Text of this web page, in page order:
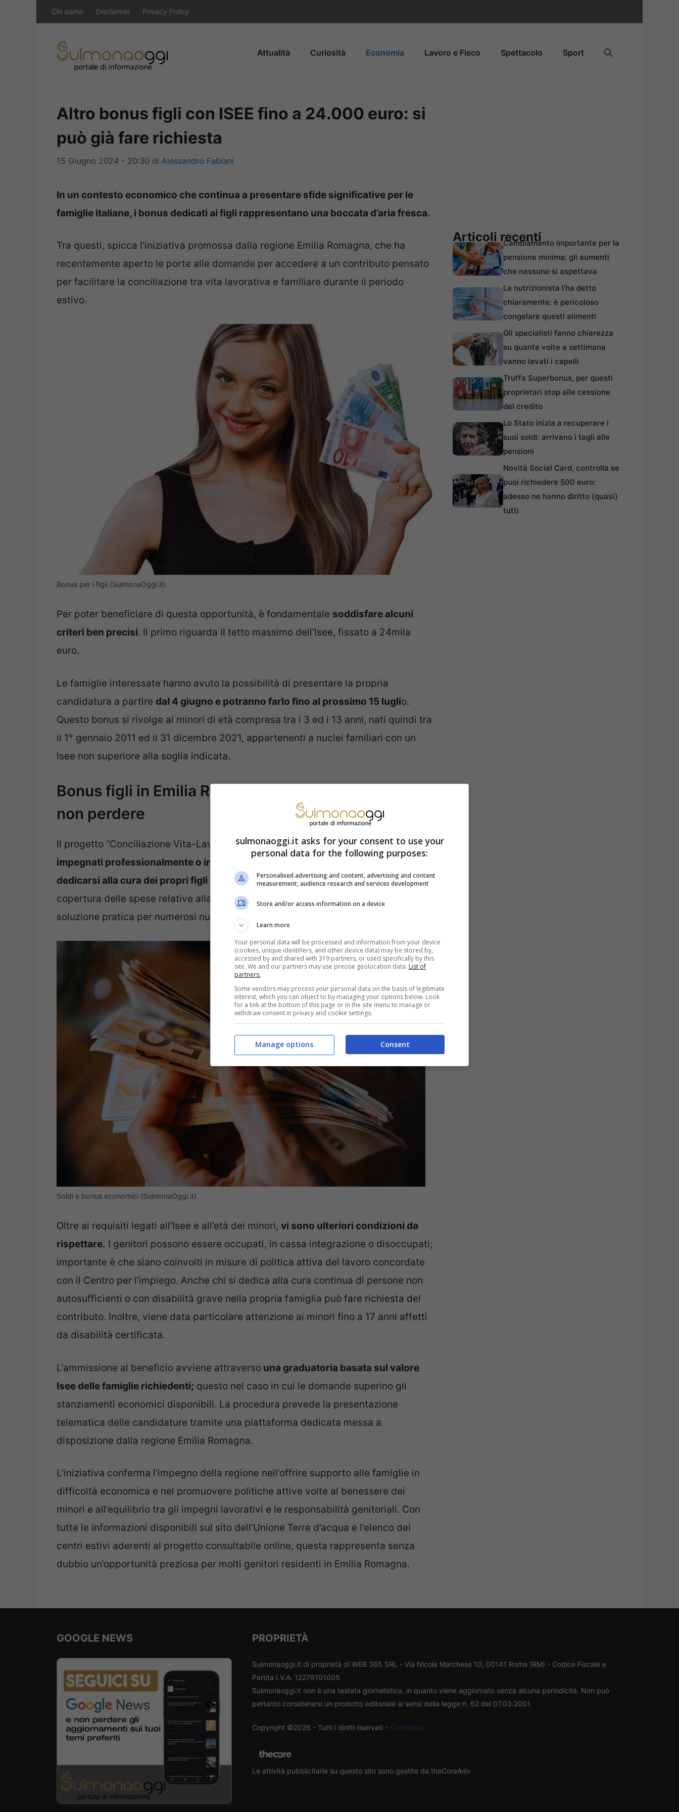
Chi siamo Disclaimer Privacy Policy
Attualità Curiosità Economia Lavoro e Fisco Spettacolo Sport
Altro bonus figli con ISEE fino a 24.000 euro: si
può già fare richiesta
15 Giugno 2024 - 20:30 di Alessandro Fabiani
In un contesto economico che continua a presentare sfide significative per le
famiglie italiane, i bonus dedicati ai figli rappresentano una boccata d’aria fresca.
Tra questi, spicca l’iniziativa promossa dalla regione Emilia Romagna, che ha
recentemente aperto le porte alle domande per accedere a un contributo pensato
per facilitare la conciliazione tra vita lavorativa e familiare durante il periodo
estivo.
Bonus per i figli (SulmonaOggi.it)
Per poter beneficiare di questa opportunità, è fondamentale soddisfare alcuni
criteri ben precisi. Il primo riguarda il tetto massimo dell’Isee, fissato a 24mila
euro.
Le famiglie interessate hanno avuto la possibilità di presentare la propria
candidatura a partire dal 4 giugno e potranno farlo fino al prossimo 15 luglio.
Questo bonus si rivolge ai minori di età compresa tra i 3 ed i 13 anni, nati quindi tra
il 1° gennaio 2011 ed il 31 dicembre 2021, appartenenti a nuclei familiari con un
Isee non superiore alla soglia indicata.
Bonus figli in Emilia Romagna: un’opportunità da
non perdere
Il progetto “Conciliazione Vita-Lavoro” mira aoffrire sostegno ai genitori
impegnati professionalmente o in altre attività che limitano la possibilità di
dedicarsi alla cura dei propri figli durante l’estate.Il contributo è destinato alla
copertura delle spese relative alla frequenza dei centri estivi, fornendo così una
soluzione pratica per numerosi nuclei familiari.
Soldi e bonus economici (SulmonaOggi.it)
Oltre ai requisiti legati all’Isee e all’età dei minori, vi sono ulteriori condizioni da
rispettare. I genitori possono essere occupati, in cassa integrazione o disoccupati;
importante è che siano coinvolti in misure di politica attiva del lavoro concordate
con il Centro per l’impiego. Anche chi si dedica alla cura continua di persone non
autosufficienti o con disabilità grave nella propria famiglia può fare richiesta del
contributo. Inoltre, viene data particolare attenzione ai minori fino a 17 anni affetti
da disabilità certificata.
L’ammissione al beneficio avviene attraverso una graduatoria basata sul valore
Isee delle famiglie richiedenti; questo nel caso in cui le domande superino gli
stanziamenti economici disponibili. La procedura prevede la presentazione
telematica delle candidature tramite una piattaforma dedicata messa a
disposizione dalla regione Emilia Romagna.
L’iniziativa conferma l’impegno della regione nell’offrire supporto alle famiglie in
difficoltà economica e nel promuovere politiche attive volte al benessere dei
minori e all’equilibrio tra gli impegni lavorativi e le responsabilità genitoriali. Con
tutte le informazioni disponibili sul sito dell’Unione Terre d’acqua e l’elenco dei
centri estivi aderenti al progetto consultabile online, questa rappresenta senza
dubbio un’opportunità preziosa per molti genitori residenti in Emilia Romagna.
Articoli recentiCambiamento importante per la
pensione minima: gli aumenti
che nessuno si aspettava
La nutrizionista l’ha detto
chiaramente: è pericoloso
congelare questi alimenti
Gli specialisti fanno chiarezza
su quante volte a settimana
vanno lavati i capelli
Truffa Superbonus, per questi
proprietari stop alle cessione
del credito
Lo Stato inizia a recuperare i
suoi soldi: arrivano i tagli alle
pensioni
Novità Social Card, controlla se
puoi richiedere 500 euro:
adesso ne hanno diritto (quasi)
tutti
GOOGLE NEWS PROPRIETÀ
Sulmonaoggi.it di proprietà di WEB 365 SRL - Via Nicola Marchese 10, 00141 Roma (RM) - Codice Fiscale e
Partita I.V.A. 12279101005
Sulmonaoggi.it non è una testata giornalistica, in quanto viene aggiornato senza alcuna periodicità. Non può
pertanto considerarsi un prodotto editoriale ai sensi della legge n. 62 del 07.03.2001
Copyright ©2026 - Tutti i diritti riservati - Contattaci
Le attività pubblicitarie su questo sito sono gestite da theCoreAdv
sulmonaoggi.it asks for your consent to use your
personal data for the following purposes:
Personalised advertising and content, advertising and content
measurement, audience research and services development
Store and/or access information on a device
Learn more
Your personal data will be processed and information from your device
(cookies, unique identifiers, and other device data) may be stored by,
accessed by and shared with 319 partners, or used specifically by this
site. We and our partners may use precise geolocation data. List of
partners.
Some vendors may process your personal data on the basis of legitimate
interest, which you can object to by managing your options below. Look
for a link at the bottom of this page or in the site menu to manage or
withdraw consent in privacy and cookie settings.
Consent
Manage options